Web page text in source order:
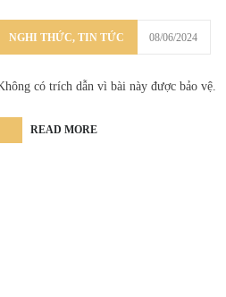
NGHI THỨC, TIN TỨC 08/06/2024
có trích dẫn vì bài này được bảo vệ.
READ MORE